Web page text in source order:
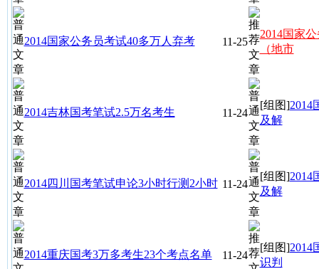
2014国家公务员考试40多万人弃考 11-25
2014吉林国考笔试2.5万名考生 11-24
2014四川国考笔试申论3小时行测2小时 11-24
2014重庆国考3万多考生23个考点名单 11-24
2014国家
（地市
[组图]2014
及解
[组图]2014
及解
[组图]2014
识判